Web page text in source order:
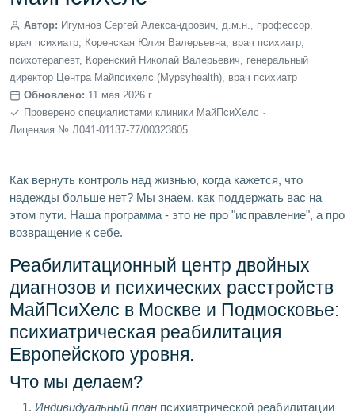
Автор: Игумнов Сергей Александрович, д.м.н., профессор,
врач психиатр, Коренская Юлия Валерьевна, врач психиатр,
психотерапевт, Коренский Николай Валерьевич, генеральный
директор Центра Майпсихелс (Mypsyhealth), врач психиатр
Обновлено: 11 мая 2026 г.
Проверено специалистами клиники МайПсиХелс ·
Лицензия № Л041‑01137‑77/00323805
Как вернуть контроль над жизнью, когда кажется, что
надежды больше нет? Мы знаем, как поддержать вас на
этом пути. Наша программа - это не про "исправление", а про
возвращение к себе.
Реабилитационный центр двойных
диагнозов и психических расстройств
МайПсиХелс в Москве и Подмосковье:
психиатрическая реабилитация
Европейского уровня.
Что мы делаем?
Индивидуальный план психиатрической реабилитации